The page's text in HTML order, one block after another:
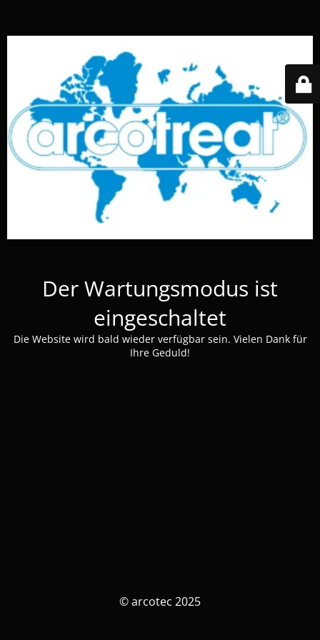
Der Wartungsmodus ist
eingeschaltet
Die Website wird bald wieder verfügbar sein. Vielen Dank für
Ihre Geduld!
© arcotec 2025